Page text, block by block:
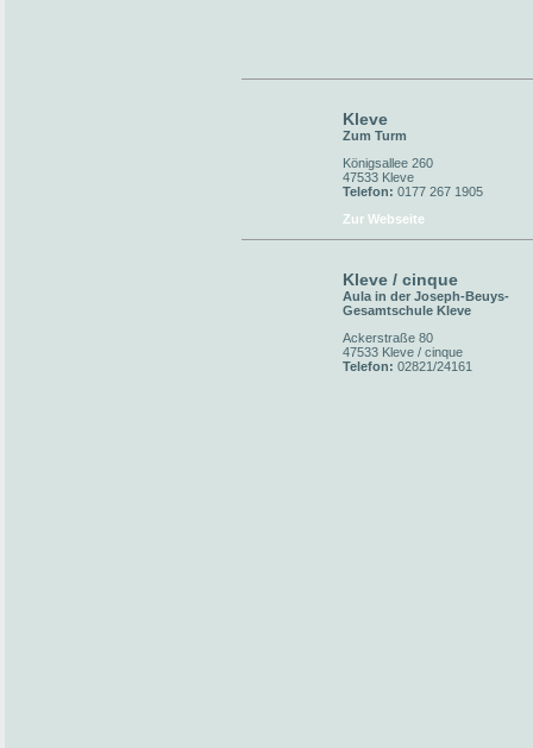
Kleve
Zum Turm
Königsallee 260
47533 Kleve
Telefon: 0177 267 1905
Zur Webseite
Kleve / cinque
Aula in der Joseph-Beuys-
Gesamtschule Kleve
Ackerstraße 80
47533 Kleve / cinque
Telefon: 02821/24161